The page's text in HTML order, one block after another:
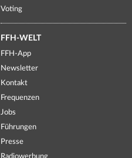
Voting
FFH-WELT
FFH-App
Newsletter
Kontakt
Frequenzen
Jobs
Führungen
Presse
Radiowerbung